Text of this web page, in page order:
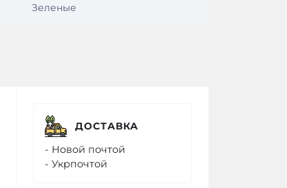
Зеленые
ДОСТАВКА
- Новой почтой
- Укрпочтой